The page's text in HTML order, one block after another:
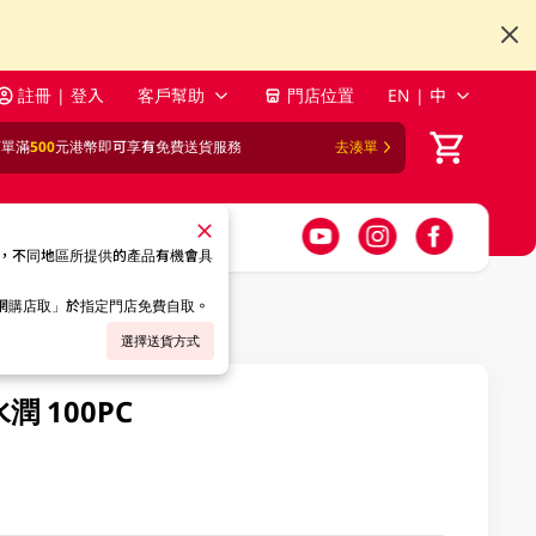
註冊 | 登入 客戶幫助 門店位置 EN | 中
滿500元港幣即可享有免費送貨服務 去湊單
不同地區所提供的產品有機會具
店取」於指定門店免費自取。
選擇送貨方式
100PC